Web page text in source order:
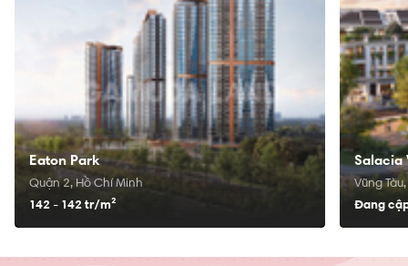
Eaton Park
Quận 2, Hồ Chí Minh
142 - 142 tr/m²
Salacia
Vũng
Đang